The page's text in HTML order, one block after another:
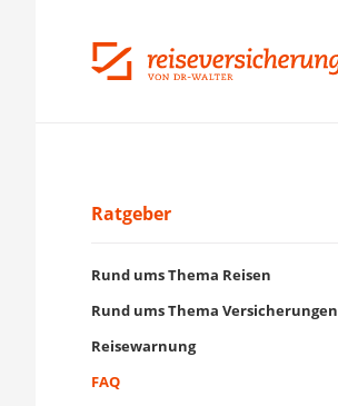
Ratgeber
Rund ums Thema Reisen
Rund ums Thema Versicherungen
Reisewarnung
FAQ